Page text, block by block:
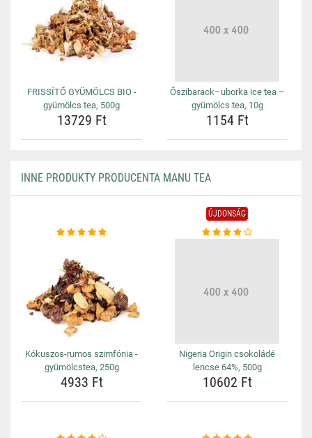
FRISSÍTŐ GYÜMÖLCS BIO -
gyümölcs tea, 500g
13729 Ft
Őszibarack–uborka ice tea –
gyümölcs tea, 10g
1154 Ft
INNE PRODUKTY PRODUCENTA MANU TEA
Kókuszos-rumos szimfónia -
gyümölcstea, 250g
4933 Ft
ÚJDONSÁG
Nigeria Origin csokoládé
lencse 64%, 500g
10602 Ft